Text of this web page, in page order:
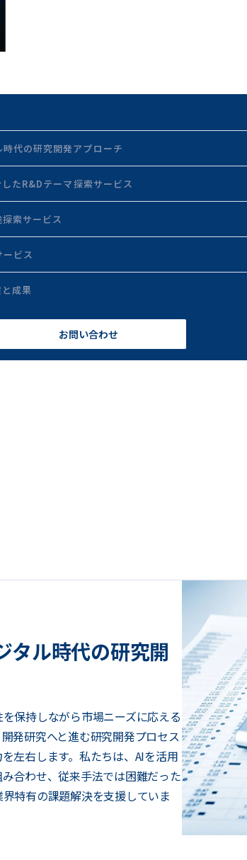
代の研究開発アプローチ
たR&Dテーマ探索サービス
索サービス
ビス
成果
お問い合わせ
タル時代の研究開
保持しながら市場ニーズに応える
発研究へと進む研究開発プロセス
左右します。私たちは、AIを活用
合わせ、従来手法では困難だった
特有の課題解決を支援していま